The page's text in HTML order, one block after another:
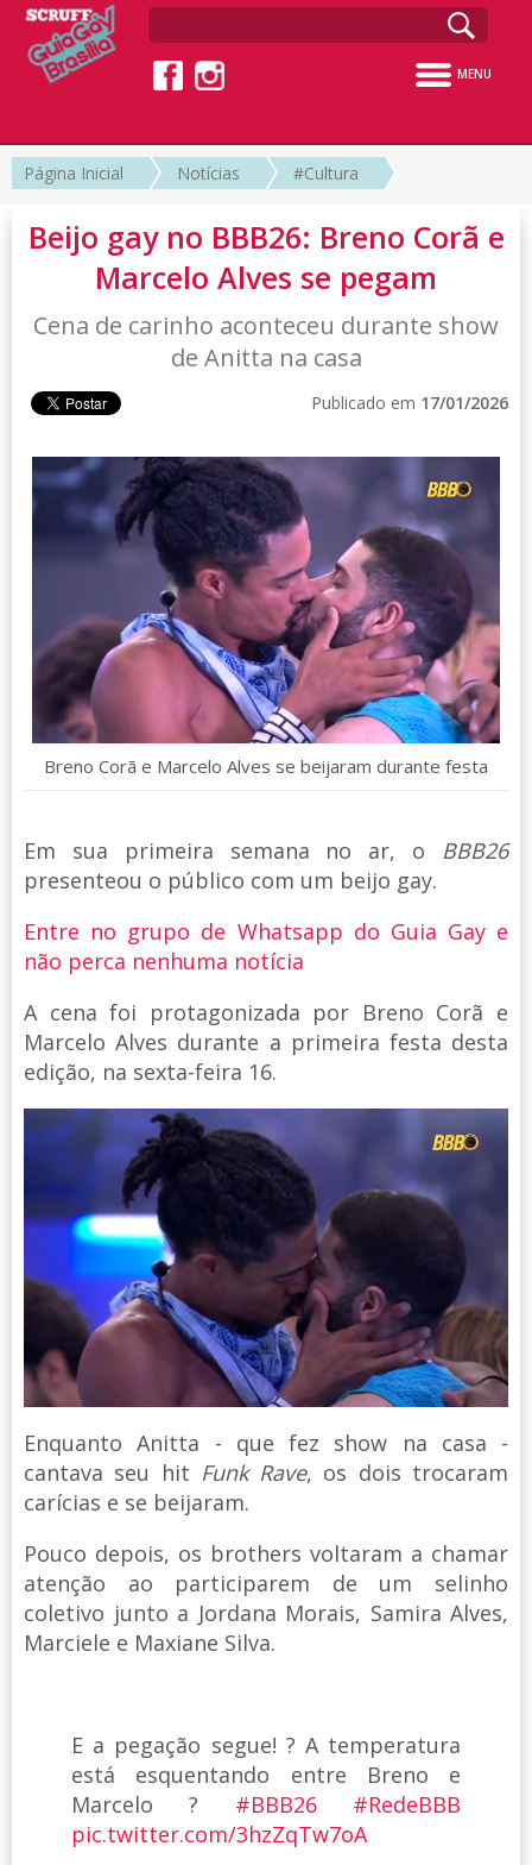
MENU
Página Inicial Notícias #Cultura
Beijo gay no BBB26: Breno Corã e
Marcelo Alves se pegam
Cena de carinho aconteceu durante show
de Anitta na casa
Publicado em 17/01/2026
Breno Corã e Marcelo Alves se beijaram durante festa
Em sua primeira semana no ar, o BBB26
presenteou o público com um beijo gay.
Entre no grupo de Whatsapp do Guia Gay e
não perca nenhuma notícia
A cena foi protagonizada por Breno Corã e
Marcelo Alves durante a primeira festa desta
edição, na sexta-feira 16.
Enquanto Anitta - que fez show na casa -
cantava seu hit Funk Rave, os dois trocaram
carícias e se beijaram.
Pouco depois, os brothers voltaram a chamar
atenção ao participarem de um selinho
coletivo junto a Jordana Morais, Samira Alves,
Marciele e Maxiane Silva.
E a pegação segue! ? A temperatura
está esquentando entre Breno e
Marcelo ? #BBB26
#RedeBBB
pic.twitter.com/3hzZqTw7oA